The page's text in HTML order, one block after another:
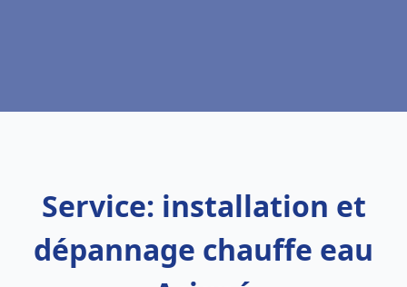
Service: installation et
dépannage chauffe eau